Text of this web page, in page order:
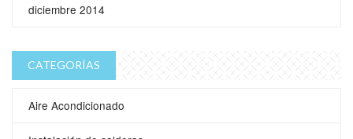
diciembre 2014
CATEGORÍAS
Aire Acondicionado